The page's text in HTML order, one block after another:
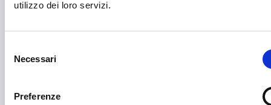
utilizzo dei loro servizi.
delNecessari
Preferenze
Benessere e diritti degli animali
Biodiversità
Brevetti e licenze
Certificazioni